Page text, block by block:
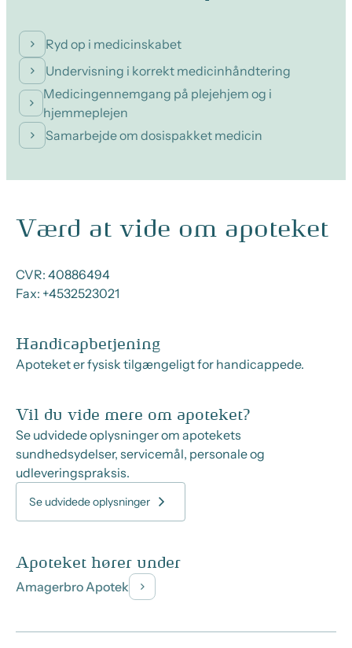
Ryd op i medicinskabet
Undervisning i korrekt medicinhåndtering
Medicingennemgang på plejehjem og i
hjemmeplejen
Samarbejde om dosispakket medicin
Værd at vide om apoteket
CVR: 40886494
Fax: +4532523021
Handicapbetjening
Apoteket er fysisk tilgængeligt for handicappede.
Vil du vide mere om apoteket?
Se udvidede oplysninger om apotekets
sundhedsydelser, servicemål, personale og
udleveringspraksis.
Se udvidede oplysninger
Apoteket hører under
Amagerbro Apotek